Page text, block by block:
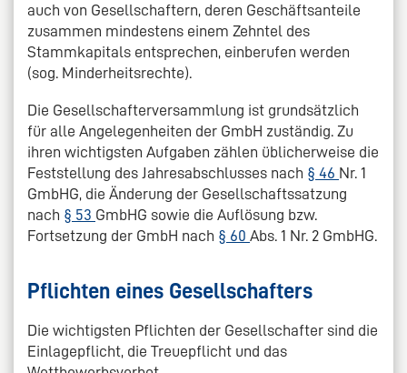
auch von Gesellschaftern, deren Geschäftsanteile
zusammen mindestens einem Zehntel des
Stammkapitals entsprechen, einberufen werden
(sog. Minderheitsrechte).
Die Gesellschafterversammlung ist grundsätzlich
für alle Angelegenheiten der GmbH zuständig. Zu
ihren wichtigsten Aufgaben zählen üblicherweise die
Feststellung des Jahresabschlusses nach § 46 Nr. 1
GmbHG, die Änderung der Gesellschaftssatzung
nach § 53 GmbHG sowie die Auflösung bzw.
Fortsetzung der GmbH nach § 60 Abs. 1 Nr. 2 GmbHG.
Pflichten eines Gesellschafters
Die wichtigsten Pflichten der Gesellschafter sind die
Einlagepflicht, die Treuepflicht und das